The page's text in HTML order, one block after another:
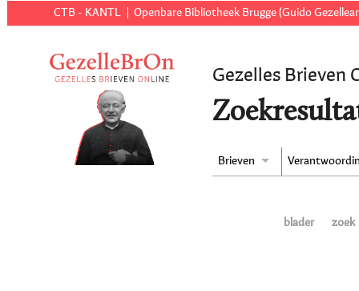
CTB - KANTL Openbare Bibliotheek Brugge (Guido
Gezelles Brieven
Brieven
blader zoek